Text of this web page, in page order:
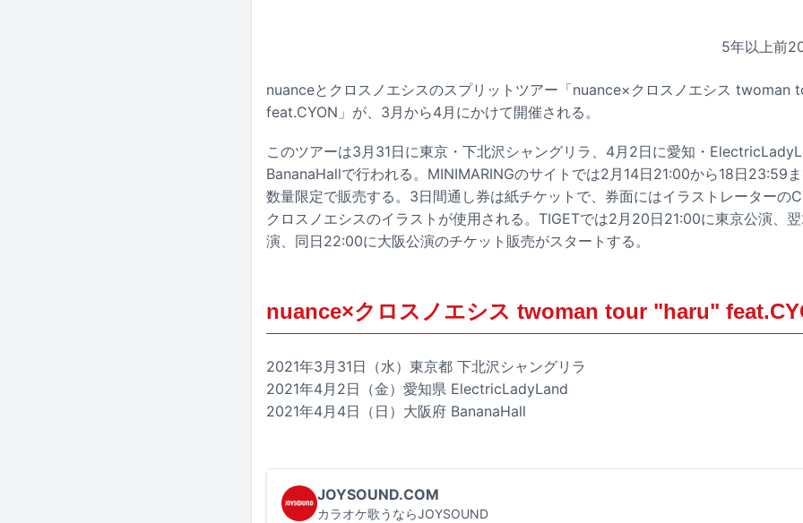
5年以上前
nuanceとクロスノエシスのスプリットツアー「nuance×クロスノエシス twoman
feat.CYON」が、3月から4月にかけて開催される。
このツアーは3月31日に東京・下北沢シャングリラ、4月2日に愛知・
BananaHallで行われる。MINIMARINGのサイトでは2月14日21:00から18日23:59
数量限定で販売する。3日間通し券は紙チケットで、券面にはイラストレーターの
クロスノエシスのイラストが使用される。TIGETでは2月20日21:00に東京公演、
演、同日22:00に大阪公演のチケット販売がスタートする。
nuance×クロスノエシス twoman tour "haru"
2021年3月31日（水）東京都 下北沢シャングリラ
2021年4月2日（金）愛知県 ElectricLadyLand
2021年4月4日（日）大阪府 BananaHall
JOYSOUND.COM
カラオケ歌うならJOYSOUND